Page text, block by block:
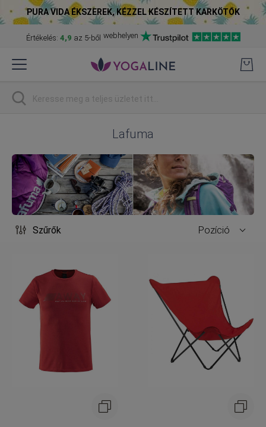
PURA VIDA ÉKSZEREK, KÉZZEL KÉSZÍTETT KARKÖTŐK
Értékelés: 4,9 az 5-ből webhelyen
to
Keresés
Lafuma
Szűrők Pozíció